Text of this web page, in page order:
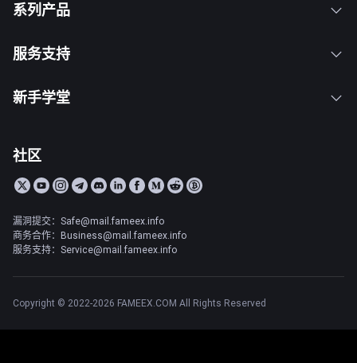
系列产品
服务支持
新手学堂
社区
漏洞提交：Safe@mail.fameex.info
商务合作：Business@mail.fameex.info
服务支持：Service@mail.fameex.info
Copyright © 2022-2026 FAMEEX.COM All Rights Reserved